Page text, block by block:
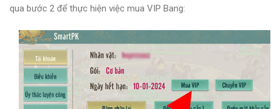
qua bước 2 để thực hiện việc mua VIP Bang: